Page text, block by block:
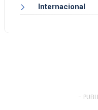
Internacional
-